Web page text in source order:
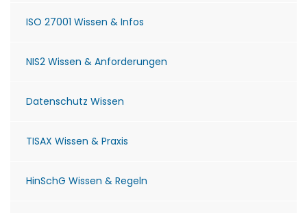
ISO 27001 Wissen & Infos
NIS2 Wissen & Anforderungen
Datenschutz Wissen
TISAX Wissen & Praxis
HinSchG Wissen & Regeln